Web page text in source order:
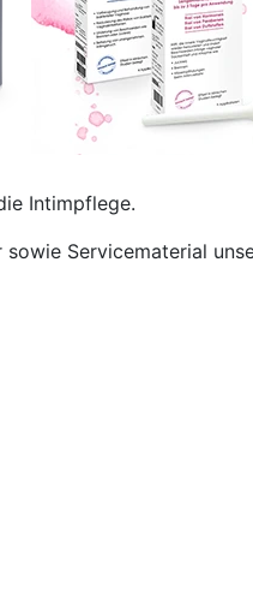
Intimpflege.
Servicematerial